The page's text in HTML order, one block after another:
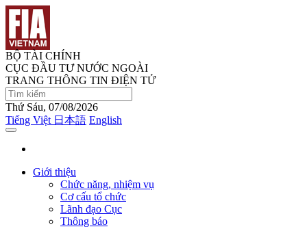
BỘ TÀI CHÍNH
CỤC ĐẦU TƯ NƯỚC NGOÀI
TRANG THÔNG TIN ĐIỆN TỬ
Thứ Sáu, 07/08/2026
Tiếng Việt 日本語 English
Giới thiệu
Chức năng, nhiệm vụ
Cơ cấu tổ chức
Lãnh đạo Cục
Thông báo